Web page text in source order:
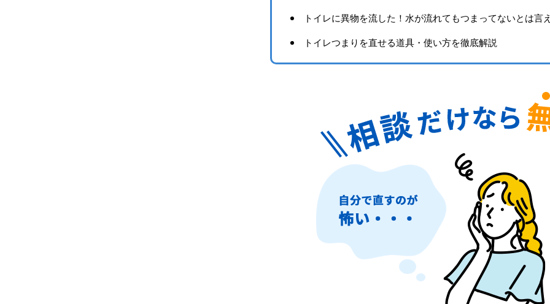
トイレに異物を流した！水が流れてもつまってないとは言
トイレつまりを直せる道具・使い方を徹底解説